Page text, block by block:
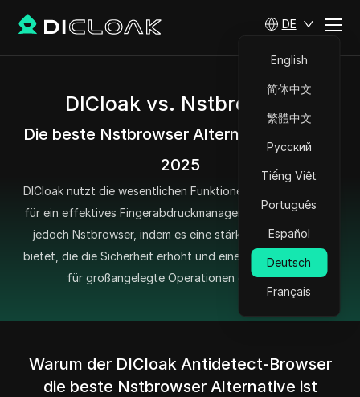
DE
English
简体中文
繁體中文
Русский
Tiếng Việt
Português
Español
Deutsch
Français
DICloak vs. Nstbrowser
Die beste Nstbrowser Alternative im Jahr
2025
DICloak nutzt die wesentlichen Funktionen von Nstbrowser
für ein effektives Fingerabdruckmanagement. Es übertrifft
jedoch Nstbrowser, indem es eine stärkere Infrastruktur
bietet, die die Sicherheit erhöht und eine nahtlose Leistung
für großangelegte Operationen garantiert.
Warum der DICloak Antidetect-Browser
die beste Nstbrowser Alternative ist